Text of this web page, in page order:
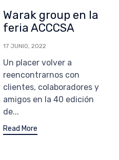
Warak group en la
feria ACCCSA
17 JUNIO, 2022
Un placer volver a
reencontrarnos con
clientes, colaboradores y
amigos en la 40 edición
de...
Read More